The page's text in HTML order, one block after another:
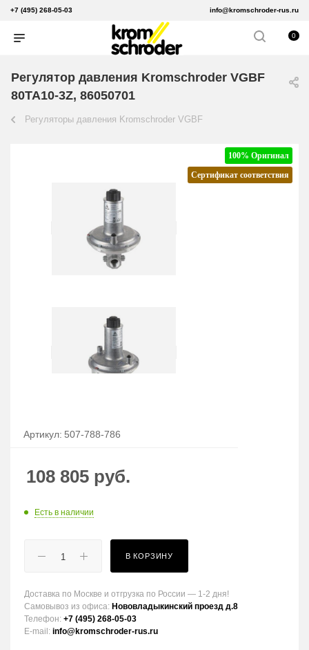
+7 (495) 268-05-03 info@kromschroder-rus.ru
0
Регулятор давления Kromschroder VGBF
80TA10-3Z, 86050701
Регуляторы давления Kromschroder VGBF
100% Оригинал
Сертификат соответствия
Артикул: 507-788-786
108 805 руб.
Есть в наличии
В КОРЗИНУ
Доставка по Москве и отгрузка по России — 1-2 дня!
Самовывоз из офиса: Нововладыкинский проезд д.8
Телефон: +7 (495) 268-05-03
E-mail: info@kromschroder-rus.ru